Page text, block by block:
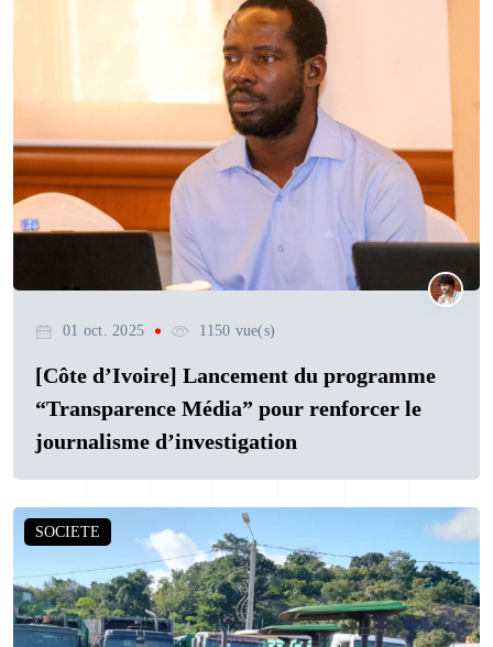
01 oct. 2025 1150 vue(s)
[Côte d’Ivoire] Lancement du programme
“Transparence Média” pour renforcer le
journalisme d’investigation
SOCIETE